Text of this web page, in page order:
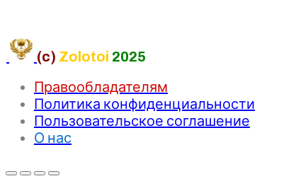
(c) Zolotoi 2025
Правообладателям
Политика конфиденциальности
Пользовательское соглашение
О нас